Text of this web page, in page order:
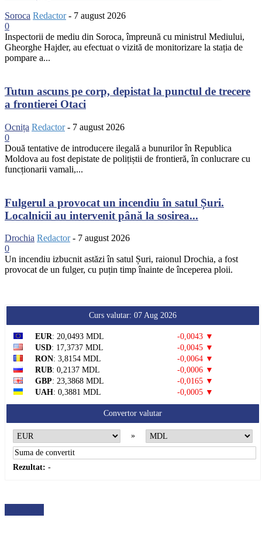
Soroca Redactor - 7 august 2026
0
Inspectorii de mediu din Soroca, împreună cu ministrul Mediului,
Gheorghe Hajder, au efectuat o vizită de monitorizare la stația de
pompare a...
Tutun ascuns pe corp, depistat la punctul de trecere
a frontierei Otaci
Ocnița Redactor - 7 august 2026
0
Două tentative de introducere ilegală a bunurilor în Republica
Moldova au fost depistate de polițiștii de frontieră, în conlucrare cu
funcționarii vamali,...
Fulgerul a provocat un incendiu în satul Șuri.
Localnicii au intervenit până la sosirea...
Drochia Redactor - 7 august 2026
0
Un incendiu izbucnit astăzi în satul Șuri, raionul Drochia, a fost
provocat de un fulger, cu puțin timp înainte de începerea ploii.
Curs valutar: 07 Aug 2026
EUR: 20,0493 MDL
-0,0043 ▼
USD: 17,3737 MDL
-0,0045 ▼
RON: 3,8154 MDL
-0,0064 ▼
RUB: 0,2137 MDL
-0,0006 ▼
GBP: 23,3868 MDL
-0,0165 ▼
UAH: 0,3881 MDL -0,0005 ▼
Convertor valutar
»
Rezultat: -